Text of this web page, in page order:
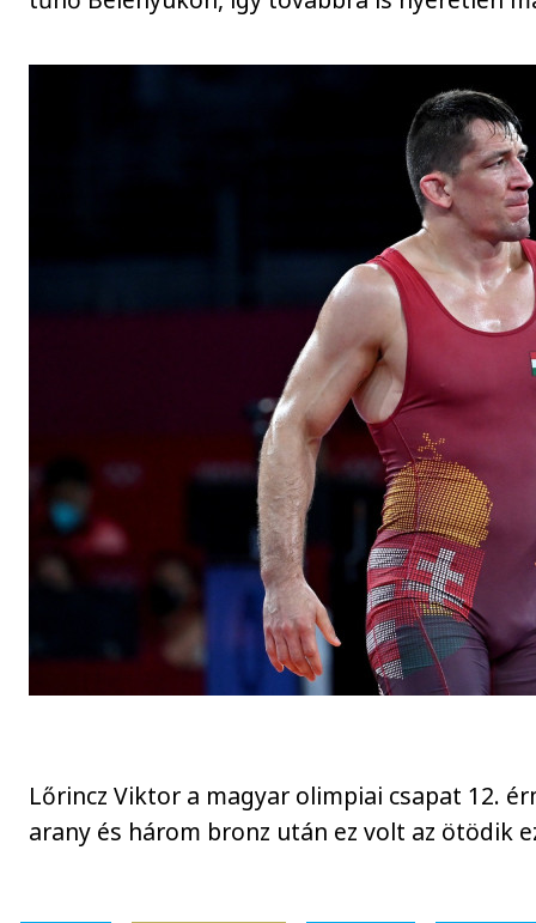
Lőrincz Viktor a magyar olimpiai csapat 12.
arany és három bronz után ez volt az ötödik